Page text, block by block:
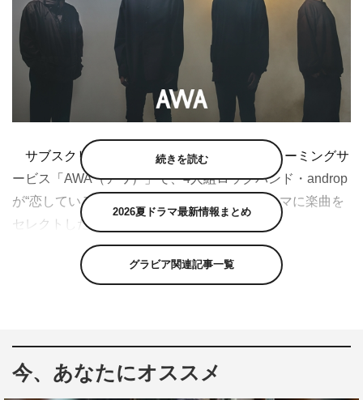
サブスクリプション型（定額制）音楽ストリーミングサ
ービス「AWA（アワ）」で、4人組ロックバンド・androp
が“恋している時に聴きたい恋愛ソング”をテーマに楽曲を
セレクトしたプレイリストが公開された。
公開されたプレイリストは、andropがリリースした高橋
一生、川口春奈主演の映画『九月の恋と出会うまで』主題
いる。
全米シングル・チャートで55週ランクインしたJohn
続きを読む
2026夏ドラマ最新情報まとめ
グラビア関連記事一覧
今、あなたにオススメ